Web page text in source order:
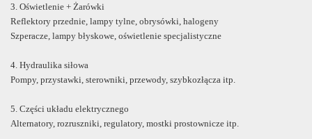
3. Oświetlenie + Żarówki
Reflektory przednie, lampy tylne, obrysówki, halogeny
Szperacze, lampy błyskowe, oświetlenie specjalistyczne
4. Hydraulika siłowa
Pompy, przystawki, sterowniki, przewody, szybkozłącza itp.
5. Części układu elektrycznego
Alternatory, rozruszniki, regulatory, mostki prostownicze itp.